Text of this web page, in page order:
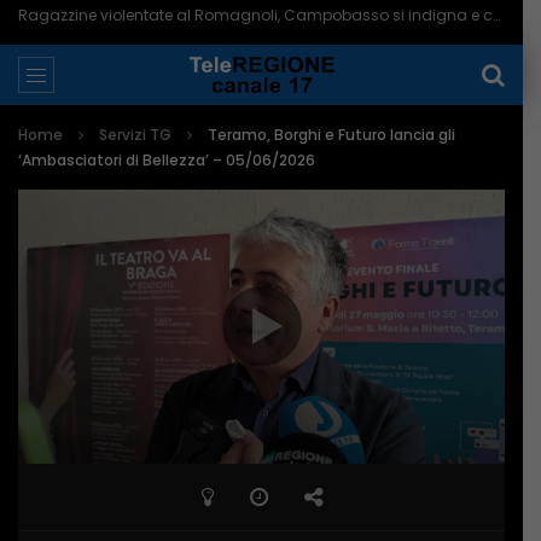
Termoli, lite finisce in un accoltellamento: 19enne denunciato a piede libero – 06/08/2026
Home Servizi TG
Teramo, Borghi e Futuro lancia gli
‘Ambasciatori di Bellezza’ – 05/06/2026